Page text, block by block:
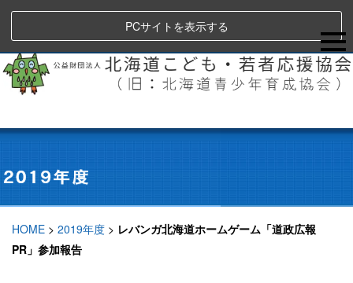
PCサイトを表示する
HOME > 2019年度 > レバンガ北海道ホームゲーム「道政広報
PR」参加報告